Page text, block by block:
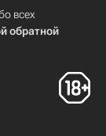
всех
обратной